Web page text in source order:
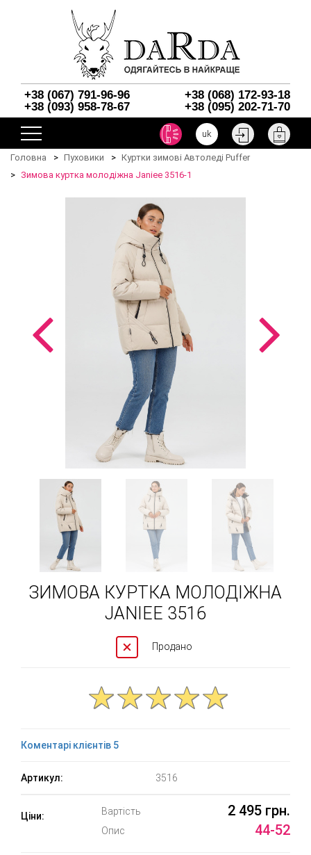
+38 (067) 791-96-96
+38 (068) 172-93-18
+38 (093) 958-78-67
+38 (095) 202-71-70
uk
Головна Пуховики
Куртки зимові Автоледі Puffer
Зимова куртка молодіжна Janiee 3516-1
ЗИМОВА КУРТКА МОЛОДІЖНА
JANIEE 3516
Продано
Коментарі клієнтів 5
Артикул: 3516
Ціни: Вартість 2 495 грн.
Опис 44-52